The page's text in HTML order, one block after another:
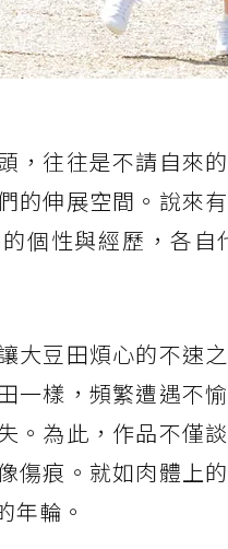
，往往是不請自來
的伸展空間。說來
個性與經歷，各
大豆田煩心的不速
一樣，頻繁遭遇不
。為此，作品不僅
傷痕。就如肉體上
年輪。